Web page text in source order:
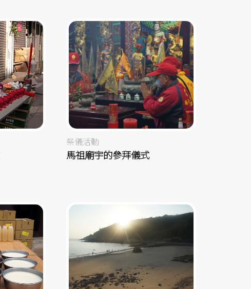
祭儀活動
馬祖廟宇的參拜儀式